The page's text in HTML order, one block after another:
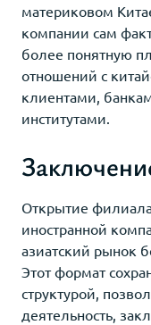
материковом
компании сам
более понятную
отношений с
клиентами,
институтами.
Открытие
иностранной
азиатский рынок
Этот формат
структурой,
деятельность,